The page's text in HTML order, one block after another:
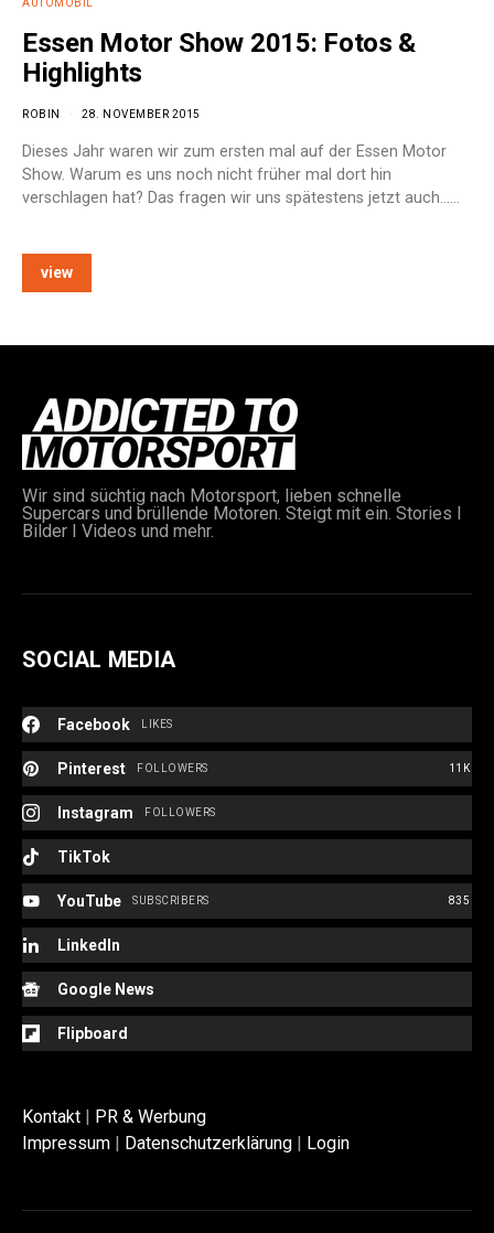
AUTOMOBIL
Essen Motor Show 2015: Fotos &
Highlights
ROBIN 28. NOVEMBER 2015
Dieses Jahr waren wir zum ersten mal auf der Essen Motor
Show. Warum es uns noch nicht früher mal dort hin
verschlagen hat? Das fragen wir uns spätestens jetzt auch……
view
Wir sind süchtig nach Motorsport, lieben schnelle
Supercars und brüllende Motoren. Steigt mit ein. Stories I
Bilder I Videos und mehr.
SOCIAL MEDIA
Facebook LIKES
Pinterest 11K
FOLLOWERS
Instagram FOLLOWERS
TikTok
YouTube 835
SUBSCRIBERS
LinkedIn
Google News
Flipboard
Kontakt | PR & Werbung
Impressum | Datenschutzerklärung | Login